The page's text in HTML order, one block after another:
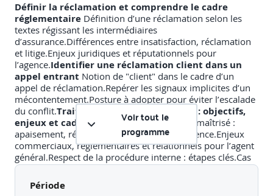
Définir la réclamation et comprendre le cadre
réglementaire Définition d’une réclamation selon les
textes régissant les intermédiaires
d’assurance.Différences entre insatisfaction, réclamation
et litige.Enjeux juridiques et réputationnels pour
l’agence.Identifier une réclamation client dans un
appel entrant Notion de "client" dans le cadre d’un
appel de réclamation.Repérer les signaux implicites d’un
mécontentement.Posture à adopter pour éviter l’escalade
du conflit.Traiter l’appel de réclamation : objectifs,
enjeux et cadreObjectifs d’un traitement maîtrisé :
apaisement, résolution, valorisation de l’agence.Enjeux
commerciaux, réglementaires et relationnels pour l’agent
général.Respect de la procédure interne : étapes clés.Cas
d’intervention du médiateur.Mises en situation : appels
clients conflictuels
situations typiques en agence (erreur de gestion,
Voir tout le
programme
Période